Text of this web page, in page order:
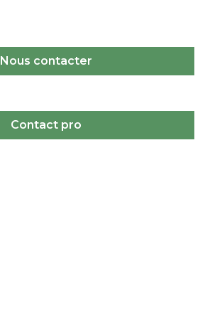
Nous contacter
Contact pro